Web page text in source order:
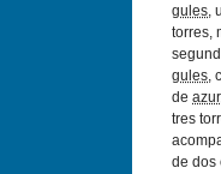
gules,
torres,
gules,
de azur
tres
de dos